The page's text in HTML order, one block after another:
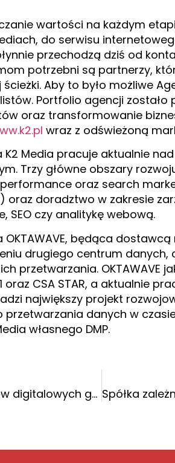
wartości na każdym
do serwisu
przechodzą dziś od
potrzebni są partnerzy,
Aby to było możliwe
Portfolio agencji
oraz transformowanie
wraz z odświeżoną
Media pracuje aktualnie
Trzy główne obszary
oraz search
oraz doradztwo w zakresie
czy analitykę webową.
będąca
drugiego centrum
przetwarzania. OKTAWAVE
CSA STAR, a aktualnie
największy projekt
danych w
własnego DMP.
K2 media wygrywa obsługę mediów digitalowych grupy spółek Danone w Polsce